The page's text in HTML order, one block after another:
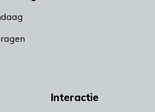
Interactie